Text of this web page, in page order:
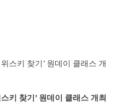
키 찾기’ 원데이 클래스 개최